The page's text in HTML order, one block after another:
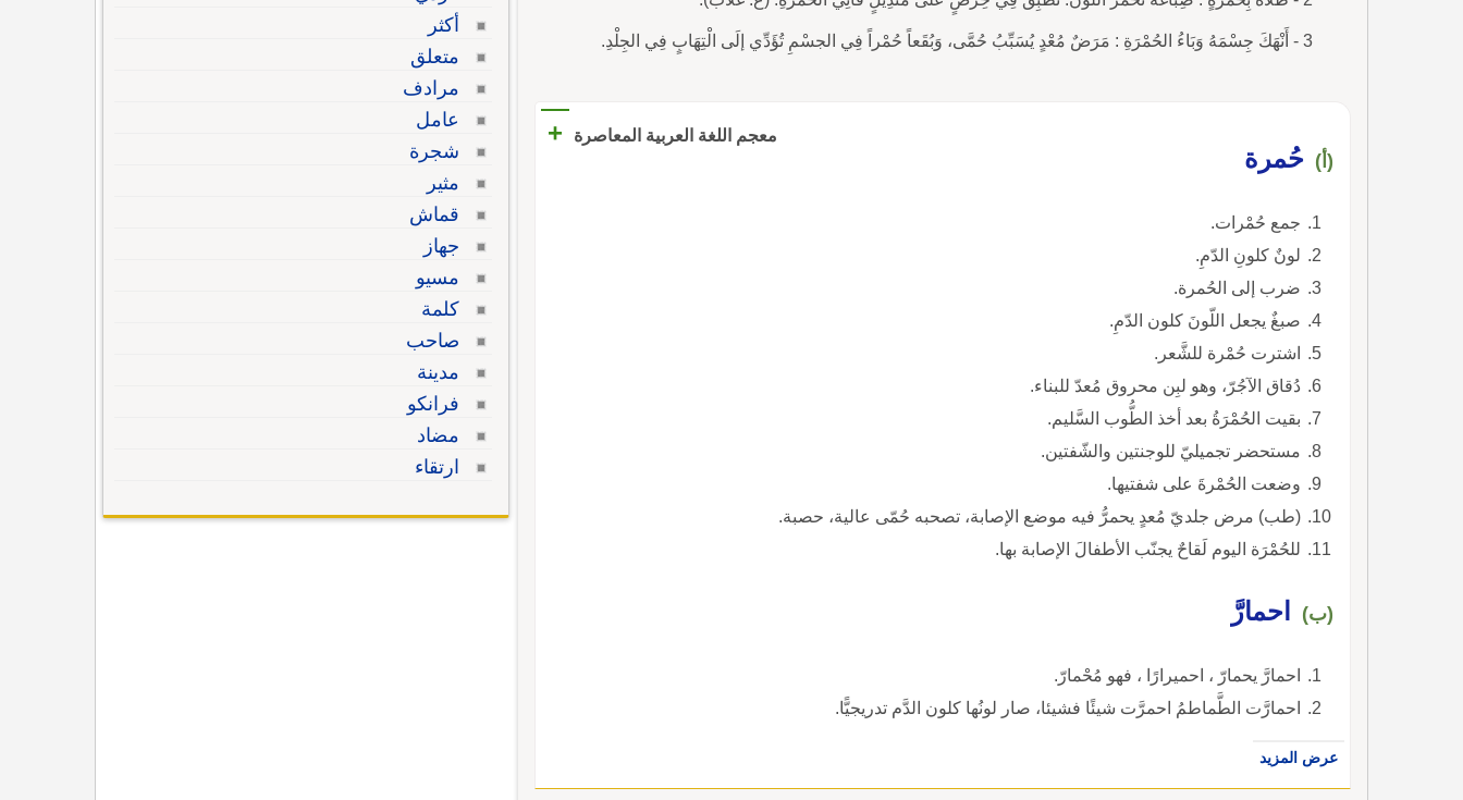
3 - أَنْهَكَ جِسْمَهُ وَبَاءُ الحُمْرَةِ : مَرَضٌ مُعْدٍ يُسَبِّبُ حُمَّى، وَبُقَعاً حُمْراً فِي الجسْمِ تُؤَدِّي إلَى الْتِهَابٍ فِي الجِلْدِ.
معجم اللغة العربية المعاصرة +
(أ) حُمرة
جمع حُمْرات.
لونٌ كلونِ الدّمِ.
ضرب إلى الحُمرة.
صبغٌ يجعل اللّونَ كلون الدّمِ.
اشترت حُمْرة للشَّعر.
دُقاق الآجُرّ، وهو لبِن محروق مُعدّ للبناء.
بقيت الحُمْرَةُ بعد أخذ الطُّوب السَّليم.
مستحضر تجميليّ للوجنتين والشّفتين.
وضعت الحُمْرةَ على شفتيها.
(طب) مرض جلديّ مُعدٍ يحمرُّ فيه موضع الإصابة، تصحبه حُمّى عالية، حصبة.
للحُمْرَة اليوم لَقاحٌ يجنّب الأطفالَ الإصابة بها.
(ب) احمارَّ
احمارَّ يحمارّ ، احميرارًا ، فهو مُحْمارّ.
احمارَّت الطَّماطمُ احمرَّت شيئًا فشيئا، صار لونُها كلون الدَّم تدريجيًّا.
عرض المزيد
أكثر
متعلق
مرادف
عامل
شجرة
مثير
قماش
جهاز
مسيو
كلمة
صاحب
مدينة
فرانكو
مضاد
ارتقاء